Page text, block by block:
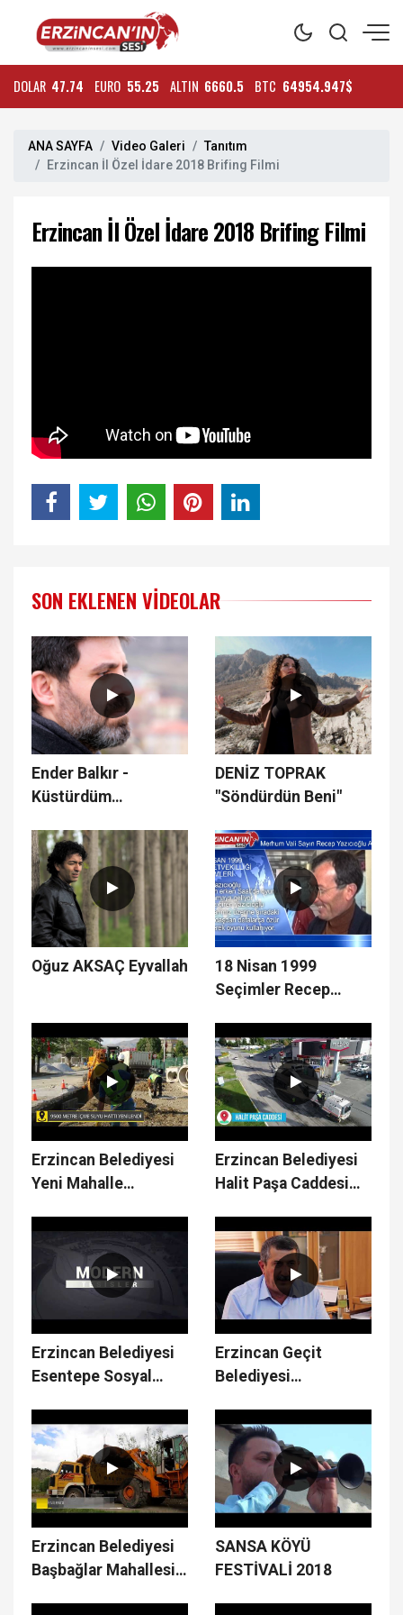
DOLAR 47.74 EURO 55.25 ALTIN 6660.5 BTC 64954.947$
ANA SAYFA Video Galeri
Tanıtım
Erzincan İl Özel İdare 2018 Brifing Filmi
Erzincan İl Özel İdare 2018 Brifing Filmi
SON EKLENEN VIDEOLAR
Ender Balkır -
Küstürdüm
DENİZ TOPRAK
"Söndürdün Beni"
Oğuz AKSAÇ Eyvallah
18 Nisan 1999
Seçimler Recep
Erzincan Belediyesi
Yeni Mahalle
Erzincan Belediyesi
Halit Paşa Caddesi
Erzincan Belediyesi
Esentepe Sosyal
Erzincan Geçit
Belediyesi
Erzincan Belediyesi
Başbağlar Mahallesi
SANSA KÖYÜ
FESTİVALİ 2018